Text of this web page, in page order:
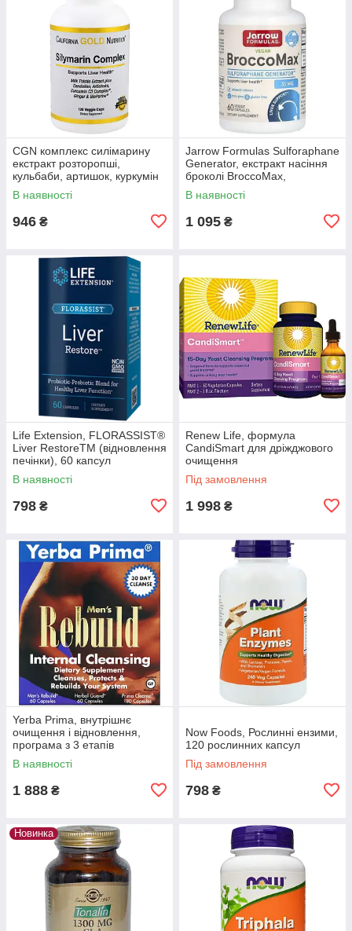
CGN комплекс силімарину
екстракт розторопші,
кульбаби, артишок, куркумін
C3, імбир, 120 капсул
В наявності
946 ₴
Jarrow Formulas Sulforaphane
Generator, екстракт насіння
броколі BroccoMax,
активований міриназою SGS,
60 капсул
В наявності
1 095 ₴
Life Extension, FLORASSIST®
Liver RestoreTM (відновлення
печінки), 60 капсул
В наявності
798 ₴
Renew Life, формула
CandiSmart для дріжджового
очищення
Під замовлення
1 998 ₴
Yerba Prima, внутрішнє
очищення і відновлення,
програма з 3 етапів
В наявності
1 888 ₴
Now Foods, Рослинні ензими,
120 рослинних капсул
Під замовлення
798 ₴
Новинка